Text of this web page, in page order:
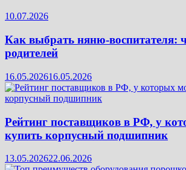
10.07.2026
Как выбрать няню-воспитателя:
родителей
16.05.202616.05.2026
Рейтинг поставщиков в РФ, у
купить корпусный подшипник
13.05.202622.06.2026